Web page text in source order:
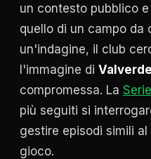
un contesto pubblico
quello di un campo da
un'indagine, il club
l'immagine di Valverde
compromessa. La
più seguiti si
gestire episodi simili
gioco.